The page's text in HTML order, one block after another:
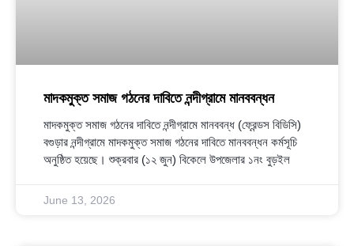
মাদকমুক্ত সমাজ গঠনের দাবিতে নন্দীগ্রামে মানববন্ধন
মাদকমুক্ত সমাজ গঠনের দাবিতে নন্দীগ্রামে মানববন্ধ (ফ্রেন্ডস বিডিসি)
বগুড়ার নন্দীগ্রামে মাদকমুক্ত সমাজ গঠনের দাবিতে মানববন্ধন কর্মসূচি
অনুষ্ঠিত হয়েছে। শুক্রবার (১২ জুন) বিকেলে উপজেলার ১নং বুড়ইল
June 13, 2026